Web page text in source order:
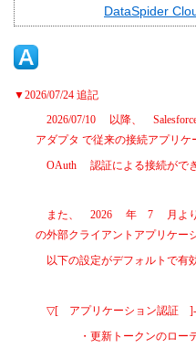
DataSpider
▼2026/07/24 追記
2026/07/10
以降、
アダプタ で従来の接続アプリケ
OAuth
認証による接続がで
また、 2026 年 7 月よ
の外部クライアントアプリケー
以下の設定がデフォルトで有
▽[ アプリケーション認証
・更新トークンのロー